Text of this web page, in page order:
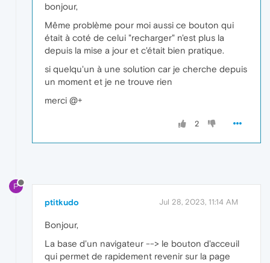
bonjour,
Même problème pour moi aussi ce bouton qui
était à coté de celui "recharger" n'est plus la
depuis la mise a jour et c'était bien pratique.
si quelqu'un à une solution car je cherche depuis
un moment et je ne trouve rien
merci @+
2
P
ptitkudo Jul 28, 2023, 11:14 AM
Bonjour,
La base d'un navigateur --> le bouton d'acceuil
qui permet de rapidement revenir sur la page